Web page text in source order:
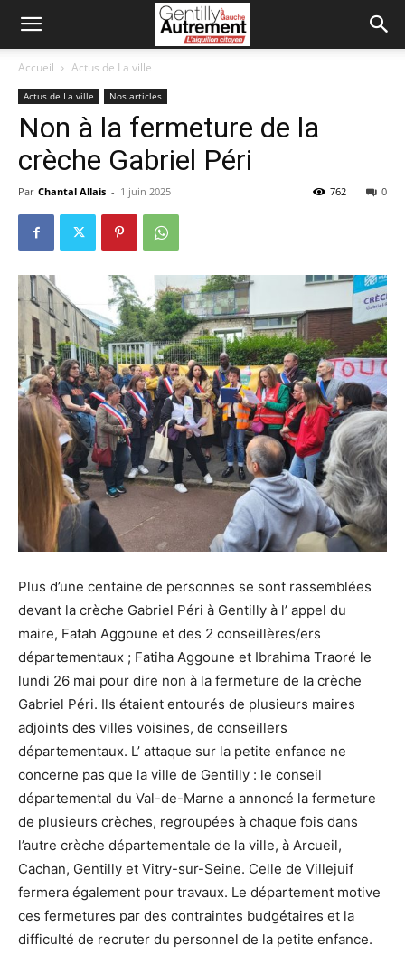
Accueil Actus de La ville
Actus de La ville Nos articles
Non à la fermeture de la
crèche Gabriel Péri
Par Chantal Allais - 1 juin 2025 0
762
Plus d’une centaine de personnes se sont rassemblées
devant la crèche Gabriel Péri à Gentilly à l’ appel du
maire, Fatah Aggoune et des 2 conseillères/ers
départementaux ; Fatiha Aggoune et Ibrahima Traoré le
lundi 26 mai pour dire non à la fermeture de la crèche
Gabriel Péri. Ils étaient entourés de plusieurs maires
adjoints des villes voisines, de conseillers
départementaux. L’ attaque sur la petite enfance ne
concerne pas que la ville de Gentilly : le conseil
départemental du Val-de-Marne a annoncé la fermeture
de plusieurs crèches, regroupées à chaque fois dans
l’autre crèche départementale de la ville, à Arcueil,
Cachan, Gentilly et Vitry-sur-Seine. Celle de Villejuif
fermera également pour travaux. Le département motive
ces fermetures par des contraintes budgétaires et la
difficulté de recruter du personnel de la petite enfance.